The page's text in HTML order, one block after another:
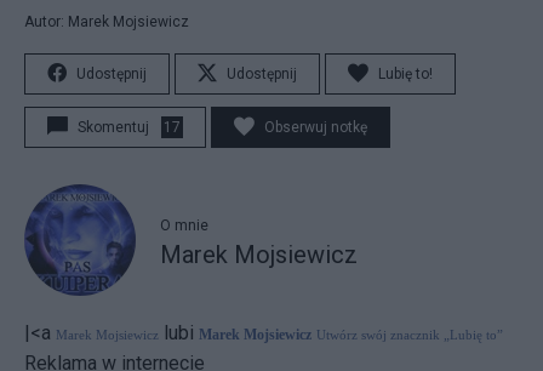
Autor: Marek Mojsiewicz
Udostępnij Udostępnij Lubię to!
Skomentuj 17 Obserwuj notkę
O mnie
Marek Mojsiewicz
|<a Marek Mojsiewicz lubi Marek Mojsiewicz Utwórz swój znacznik „Lubię to”
Reklama w internecie